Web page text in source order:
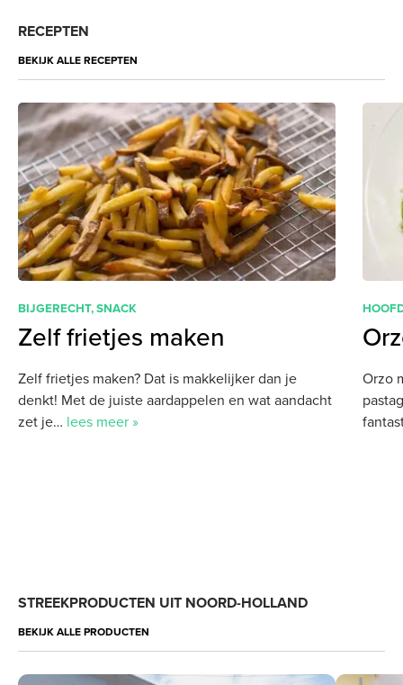
RECEPTEN
BEKIJK ALLE RECEPTEN
BIJGERECHT,SNACK
Zelf frietjes maken
Zelf frietjes maken? Dat is makkelijker dan je
denkt! Met de juiste aardappelen en wat aandacht
zet je… lees meer »
Orzo
STREEKPRODUCTEN UIT NOORD-HOLLAND
BEKIJK ALLE PRODUCTEN